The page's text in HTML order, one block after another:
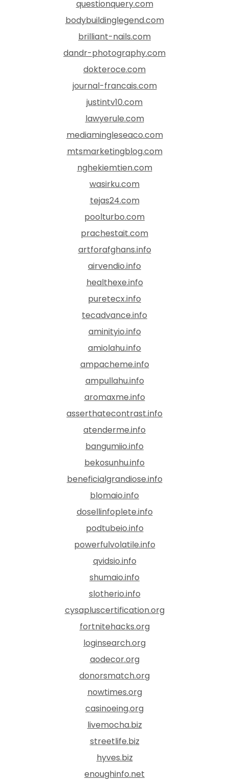
questionquery.com
bodybuildinglegend.com
brilliant-nails.com
dandr-photography.com
dokteroce.com
journal-francais.com
justintv10.com
lawyerule.com
mediamingleseaco.com
mtsmarketingblog.com
nghekiemtien.com
wasirku.com
tejas24.com
poolturbo.com
prachestait.com
artforafghans.info
airvendio.info
healthexe.info
puretecx.info
tecadvance.info
aminityio.info
amiolahu.info
ampacheme.info
ampullahu.info
aromaxme.info
asserthatecontrast.info
atenderme.info
bangumiio.info
bekosunhu.info
beneficialgrandiose.info
blomaio.info
dosellinfoplete.info
podtubeio.info
powerfulvolatile.info
qvidsio.info
shumaio.info
slotherio.info
cysapluscertification.org
fortnitehacks.org
loginsearch.org
aodecor.org
donorsmatch.org
nowtimes.org
casinoeing.org
livemocha.biz
streetlife.biz
hyves.biz
enoughinfo.net